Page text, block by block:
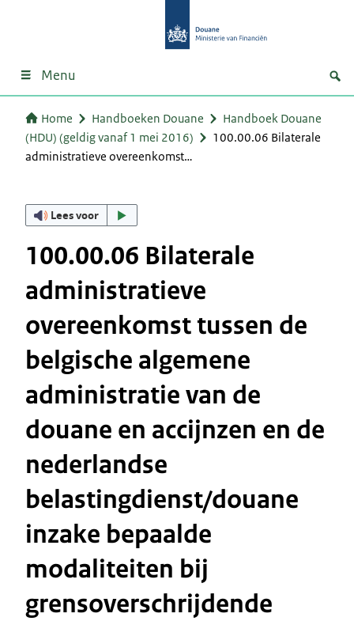
Menu
Home Handboeken Douane
Handboek Douane
(HDU) (geldig vanaf 1 mei 2016)
100.00.06 Bilaterale
administratieve overeenkomst…
Lees voor
100.00.06 Bilaterale
administratieve
overeenkomst tussen de
belgische algemene
administratie van de
douane en accijnzen en de
nederlandse
belastingdienst/douane
inzake bepaalde
modaliteiten bij
grensoverschrijdende